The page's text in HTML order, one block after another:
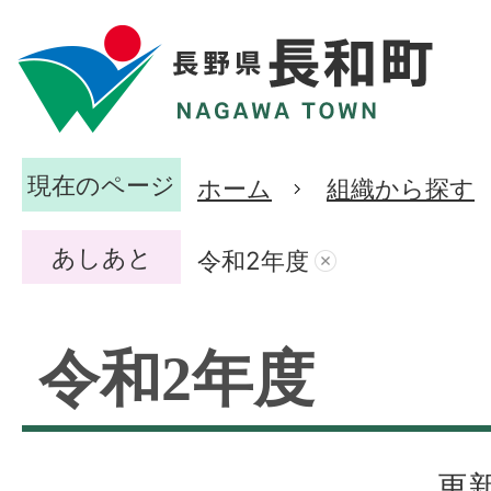
現在のページ ホーム 組織から探す
あしあと 令和2年度
令和2年度